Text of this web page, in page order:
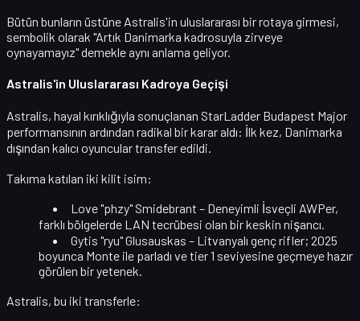
Bütün bunların üstüne Astralis'in uluslararası bir rotaya girmesi,
sembolik olarak "Artık Danimarka kadrosuyla zirveye
oynayamayız" demekle aynı anlama geliyor.
Astralis'in Uluslararası Kadroya Geçişi
Astralis, hayal kırıklığıyla sonuçlanan StarLadder Budapest Major
performansının ardından radikal bir karar aldı: İlk kez, Danimarka
dışından kalıcı oyuncular transfer edildi.
Takıma katılan iki kilit isim:
Love "phzy" Smidebrant – Deneyimli İsveçli AWPer,
farklı bölgelerde LAN tecrübesi olan bir keskin nişancı.
Gytis "ryu" Glusauskas – Litvanyalı genç rifler; 2025
boyunca Monte ile parladı ve tier 1 seviyesine geçmeye hazır
görülen bir yetenek.
Astralis, bu iki transferle: